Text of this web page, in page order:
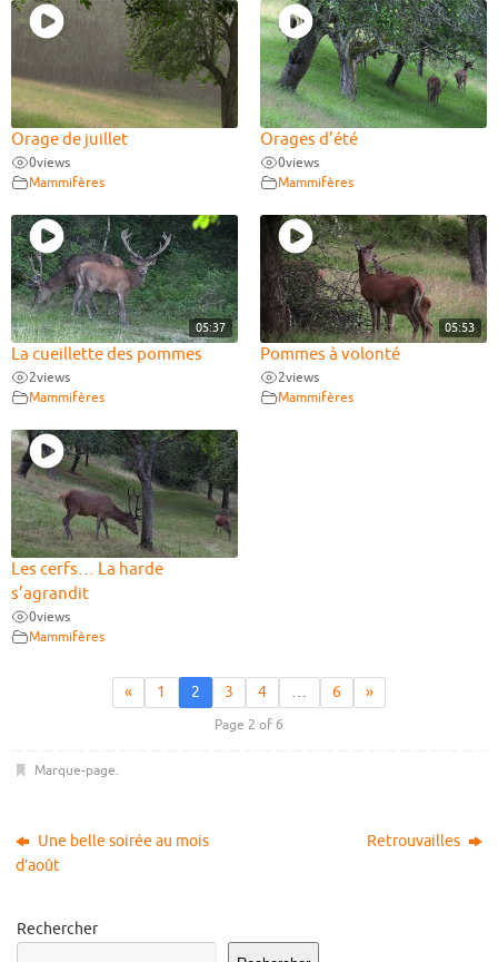
Orage de juillet
0views
Mammifères
Orages d’été
0views
Mammifères
05:37
La cueillette des pommes
2views
Mammifères
05:53
Pommes à volonté
2views
Mammifères
Les cerfs… La harde
s’agrandit
0views
Mammifères
« 1 2 3 4 … 6 »
Page 2 of 6
Marque-page.
Une belle soirée au mois
d’août
Retrouvailles
Rechercher